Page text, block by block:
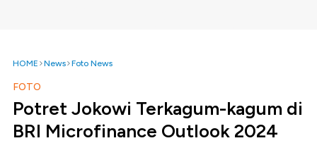
HOME News Foto News
FOTO
Potret Jokowi Terkagum-kagum di
BRI Microfinance Outlook 2024